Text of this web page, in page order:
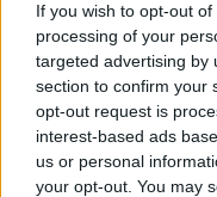
If you wish to opt-out
processing of your
targeted advertising by
section to confirm your
opt-out request is
interest-based ads
us or personal
your opt-out. You may
Pareigūnai
pasisavintų detalių
Žinios | Kriminalai